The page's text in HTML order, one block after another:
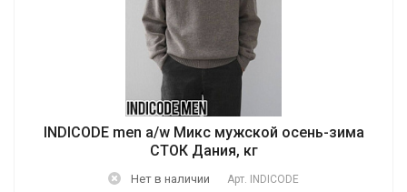
INDICODE men a/w Микс мужской осень-зима
СТОК Дания, кг
Нет в наличии Арт. INDICODE